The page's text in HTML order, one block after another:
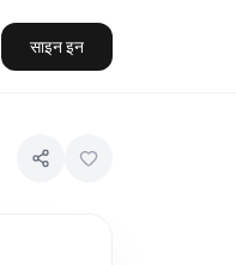
साइन इन